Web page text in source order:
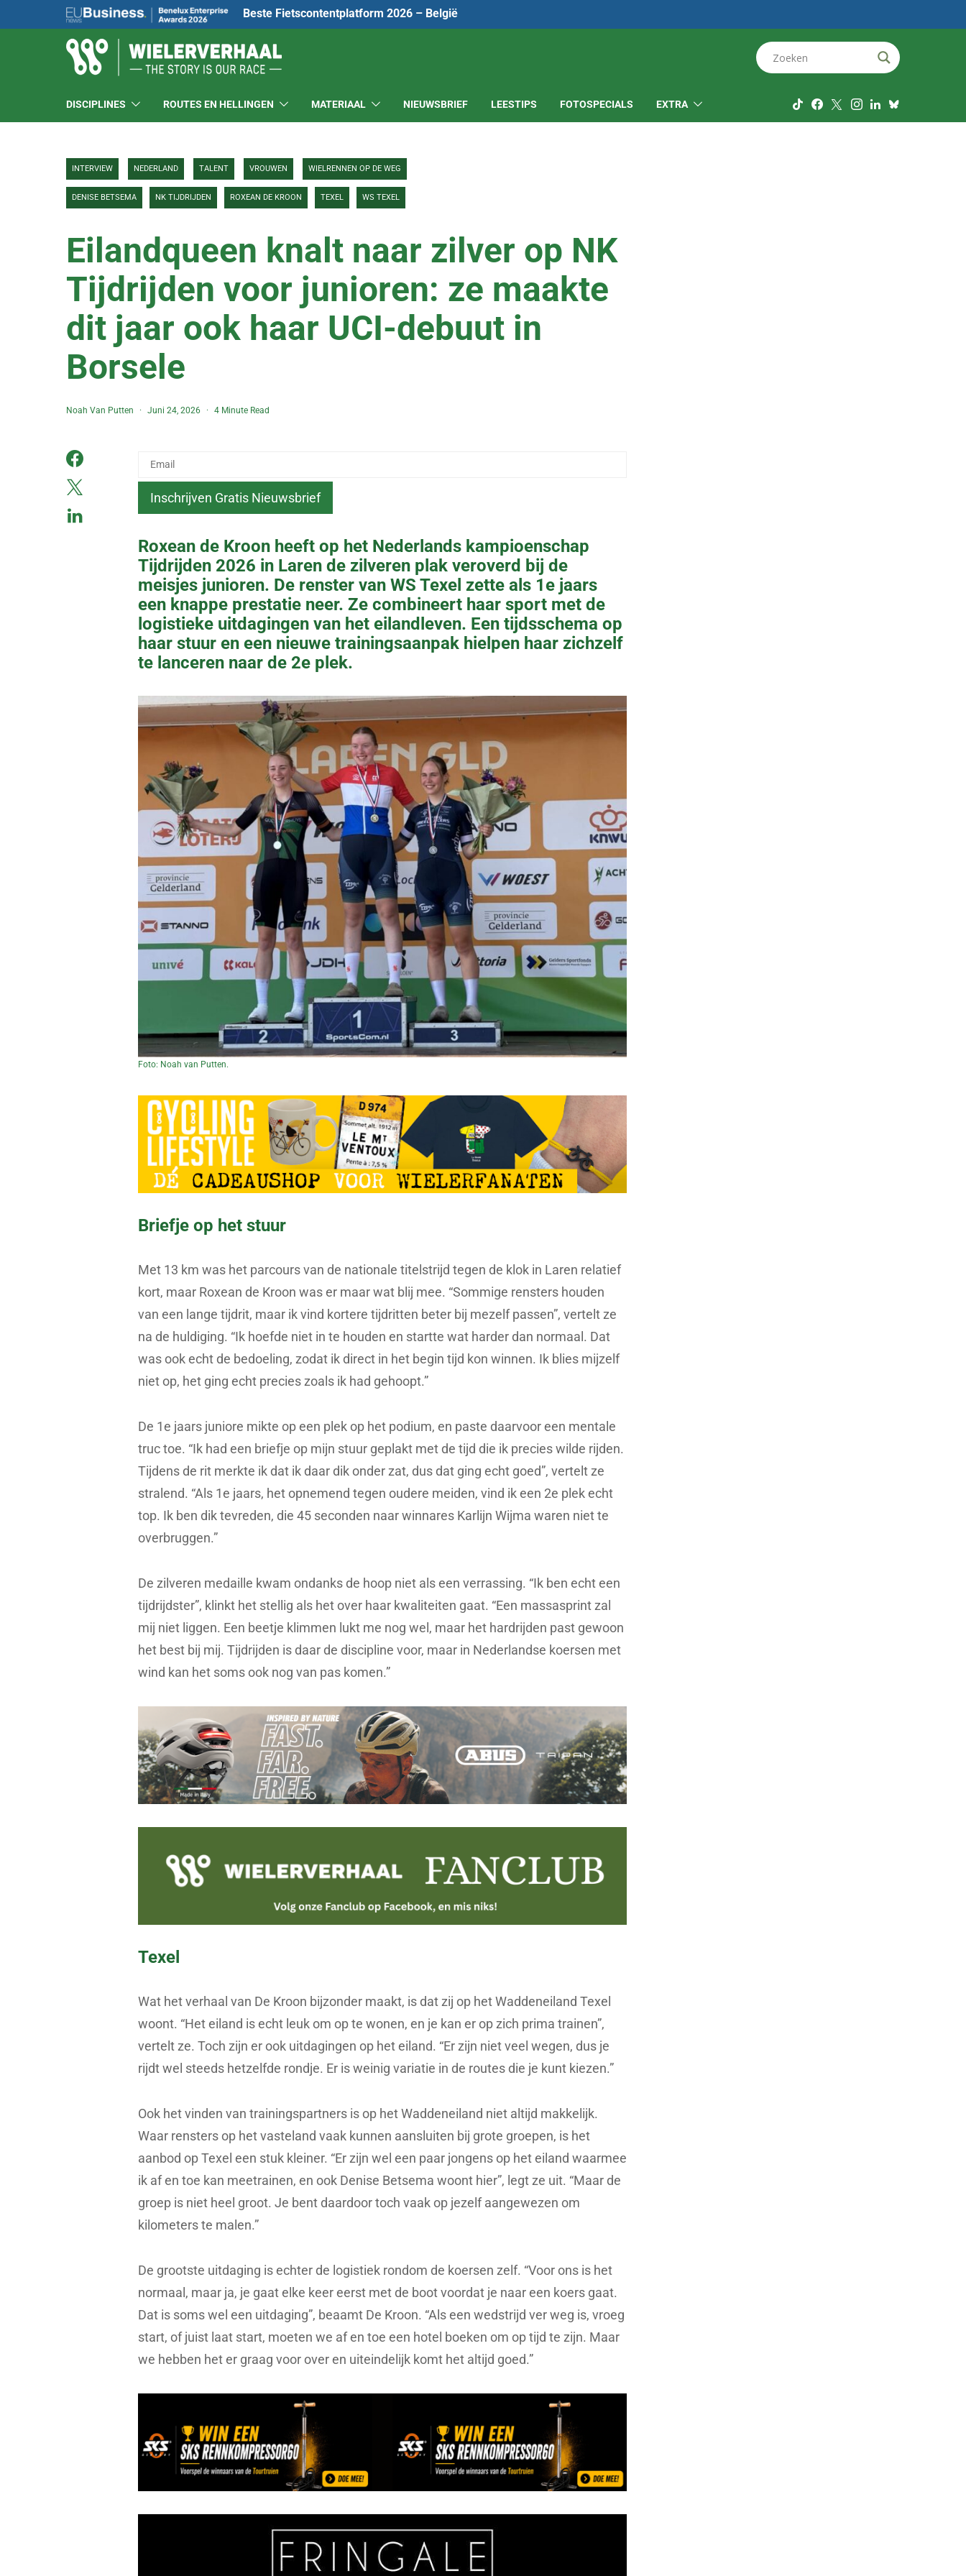
Beste Fietscontentplatform 2026 – België
DISCIPLINES ROUTES EN HELLINGEN MATERIAAL NIEUWSBRIEF LEESTIPS FOTOSPECIALS EXTRA
INTERVIEW NEDERLAND TALENT VROUWEN WIELRENNEN OP DE WEG
DENISE BETSEMA NK TIJDRIJDEN ROXEAN DE KROON TEXEL WS TEXEL
Eilandqueen knalt naar zilver op NK
Tijdrijden voor junioren: ze maakte
dit jaar ook haar UCI-debuut in
Borsele
Noah Van Putten Juni 24, 2026 4 Minute Read
Roxean de Kroon heeft op het Nederlands kampioenschap
Tijdrijden 2026 in Laren de zilveren plak veroverd bij de
meisjes junioren. De renster van WS Texel zette als 1e jaars
een knappe prestatie neer. Ze combineert haar sport met de
logistieke uitdagingen van het eilandleven. Een tijdsschema op
haar stuur en een nieuwe trainingsaanpak hielpen haar zichzelf
te lanceren naar de 2e plek.
Foto: Noah van Putten.
Briefje op het stuur
Met 13 km was het parcours van de nationale titelstrijd tegen de klok in Laren relatief
kort, maar Roxean de Kroon was er maar wat blij mee. “Sommige rensters houden
van een lange tijdrit, maar ik vind kortere tijdritten beter bij mezelf passen”, vertelt ze
na de huldiging. “Ik hoefde niet in te houden en startte wat harder dan normaal. Dat
was ook echt de bedoeling, zodat ik direct in het begin tijd kon winnen. Ik blies mijzelf
niet op, het ging echt precies zoals ik had gehoopt.”
De 1e jaars juniore mikte op een plek op het podium, en paste daarvoor een mentale
truc toe. “Ik had een briefje op mijn stuur geplakt met de tijd die ik precies wilde rijden.
Tijdens de rit merkte ik dat ik daar dik onder zat, dus dat ging echt goed”, vertelt ze
stralend. “Als 1e jaars, het opnemend tegen oudere meiden, vind ik een 2e plek echt
top. Ik ben dik tevreden, die 45 seconden naar winnares Karlijn Wijma waren niet te
overbruggen.”
De zilveren medaille kwam ondanks de hoop niet als een verrassing. “Ik ben echt een
tijdrijdster”, klinkt het stellig als het over haar kwaliteiten gaat. “Een massasprint zal
mij niet liggen. Een beetje klimmen lukt me nog wel, maar het hardrijden past gewoon
het best bij mij. Tijdrijden is daar de discipline voor, maar in Nederlandse koersen met
wind kan het soms ook nog van pas komen.”
Texel
Wat het verhaal van De Kroon bijzonder maakt, is dat zij op het Waddeneiland Texel
woont. “Het eiland is echt leuk om op te wonen, en je kan er op zich prima trainen”,
vertelt ze. Toch zijn er ook uitdagingen op het eiland. “Er zijn niet veel wegen, dus je
rijdt wel steeds hetzelfde rondje. Er is weinig variatie in de routes die je kunt kiezen.”
Ook het vinden van trainingspartners is op het Waddeneiland niet altijd makkelijk.
Waar rensters op het vasteland vaak kunnen aansluiten bij grote groepen, is het
aanbod op Texel een stuk kleiner. “Er zijn wel een paar jongens op het eiland waarmee
ik af en toe kan meetrainen, en ook Denise Betsema woont hier”, legt ze uit. “Maar de
groep is niet heel groot. Je bent daardoor toch vaak op jezelf aangewezen om
kilometers te malen.”
De grootste uitdaging is echter de logistiek rondom de koersen zelf. “Voor ons is het
normaal, maar ja, je gaat elke keer eerst met de boot voordat je naar een koers gaat.
Dat is soms wel een uitdaging”, beaamt De Kroon. “Als een wedstrijd ver weg is, vroeg
start, of juist laat start, moeten we af en toe een hotel boeken om op tijd te zijn. Maar
we hebben het er graag voor over en uiteindelijk komt het altijd goed.”